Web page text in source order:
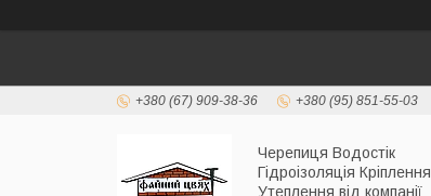
+380 (67) 909-38-36 +380 (95) 851-55-03
Черепиця Водостік
Гідроізоляція Кріплення
Утеплення від компанії